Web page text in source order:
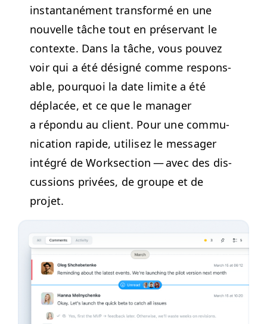
instan­ta­né­ment trans­for­mé en une
nou­velle tâche tout en préser­vant le
con­texte. Dans la tâche, vous pou­vez
voir qui a été désigné comme respon­s­
able, pourquoi la date lim­ite a été
déplacée, et ce que le man­ag­er
a répon­du au client. Pour une com­mu­
ni­ca­tion rapi­de, utilisez le mes­sager
inté­gré de Work­sec­tion — avec des dis­
cus­sions privées, de groupe et de
projet.